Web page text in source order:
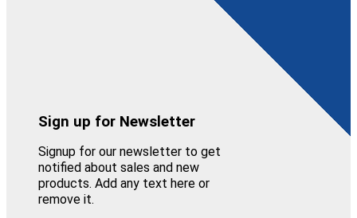
Sign up for Newsletter
Signup for our newsletter to get
notified about sales and new
products. Add any text here or
remove it.